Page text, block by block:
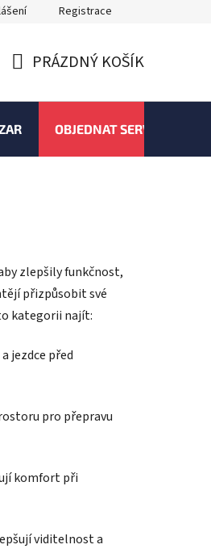
Registrace
KOŠÍK
PRÁZDNÝ KOŠÍK
OBJEDNAT SERVIS
zlepšily funkčnost,
přizpůsobit své
kategorii najít:
jezdce před
pro přepravu
komfort při
viditelnost a